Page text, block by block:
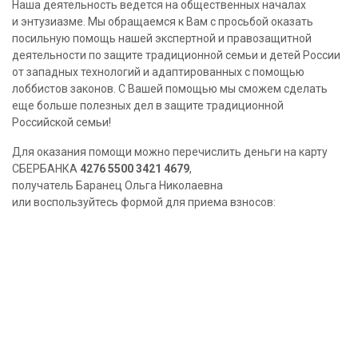
Наша деятельность ведется на общественных началах
и энтузиазме. Мы обращаемся к Вам с просьбой оказать
посильную помощь нашей экспертной и правозащитной
деятельности по защите традиционной семьи и детей России
от западных технологий и адаптированных с помощью
лоббистов законов. С Вашей помощью мы сможем сделать
еще больше полезных дел в защите традиционной
Российской семьи!
Для оказания помощи можно перечислить деньги на карту
СБЕРБАНКА 4276 5500 3421 4679,
получатель Баранец Ольга Николаевна
или воспользуйтесь формой для приема взносов: